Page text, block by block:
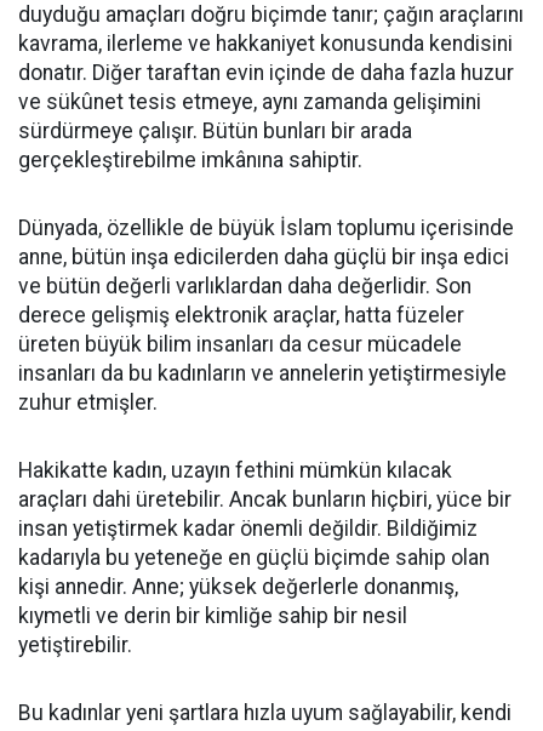
duyduğu amaçları doğru biçimde tanır; çağın araçlarını
kavrama, ilerleme ve hakkaniyet konusunda kendisini
donatır. Diğer taraftan evin içinde de daha fazla huzur
ve sükûnet tesis etmeye, aynı zamanda gelişimini
sürdürmeye çalışır. Bütün bunları bir arada
gerçekleştirebilme imkânına sahiptir.
Dünyada, özellikle de büyük İslam toplumu içerisinde
anne, bütün inşa edicilerden daha güçlü bir inşa edici
ve bütün değerli varlıklardan daha değerlidir. Son
derece gelişmiş elektronik araçlar, hatta füzeler
üreten büyük bilim insanları da cesur mücadele
insanları da bu kadınların ve annelerin yetiştirmesiyle
zuhur etmişler.
Hakikatte kadın, uzayın fethini mümkün kılacak
araçları dahi üretebilir. Ancak bunların hiçbiri, yüce bir
insan yetiştirmek kadar önemli değildir. Bildiğimiz
kadarıyla bu yeteneğe en güçlü biçimde sahip olan
kişi annedir. Anne; yüksek değerlerle donanmış,
kıymetli ve derin bir kimliğe sahip bir nesil
yetiştirebilir.
Bu kadınlar yeni şartlara hızla uyum sağlayabilir, kendi